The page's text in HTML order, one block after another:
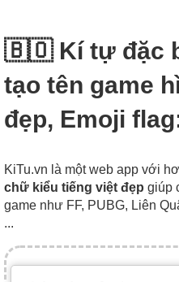
🇧🇴 Kí tự đặc
tạo tên game
đẹp, Emoji
KiTu.vn là một web app với
chữ kiểu tiếng việt đẹp giúp
game như FF, PUBG, Liên
...